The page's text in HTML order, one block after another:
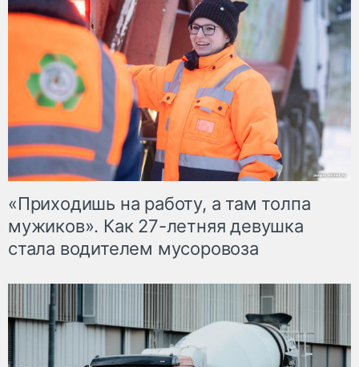
«Приходишь на работу, а там толпа
мужиков». Как 27-летняя девушка
стала водителем мусоровоза